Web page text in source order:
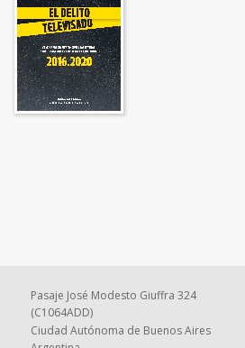
Pasaje José Modesto Giuffra 324
(C1064ADD)
Ciudad Autónoma de Buenos Aires